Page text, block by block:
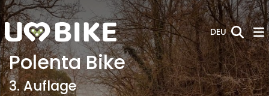
Zum Hauptinhalt springen
DEU
Polenta Bike
3. Auflage